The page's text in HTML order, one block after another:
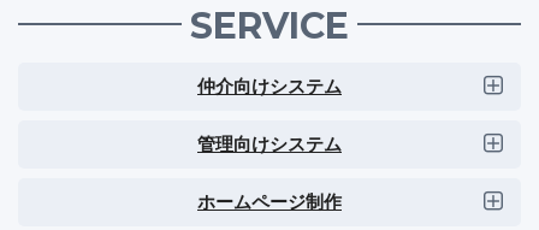
SERVICE
仲介向けシステム
管理向けシステム
ホームページ制作